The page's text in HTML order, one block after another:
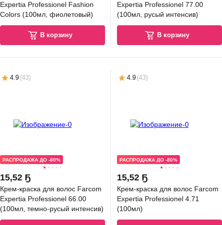
Expertia Professionel Fashion
Colors (100мл, фиолетовый)
В корзину
Expertia Professionel 77.00
(100мл, русый интенсив)
В корзину
4.9 (43)
РАСПРОДАЖА ДО -80%
15,52 Ҕ
Крем-краска для волос Farcom
Expertia Professionel 66.00
(100мл, темно-русый интенсив)
4.9 (43)
РАСПРОДАЖА ДО -80%
15,52 Ҕ
Крем-краска для волос Farcom
Expertia Professionel 4.71
(100мл)